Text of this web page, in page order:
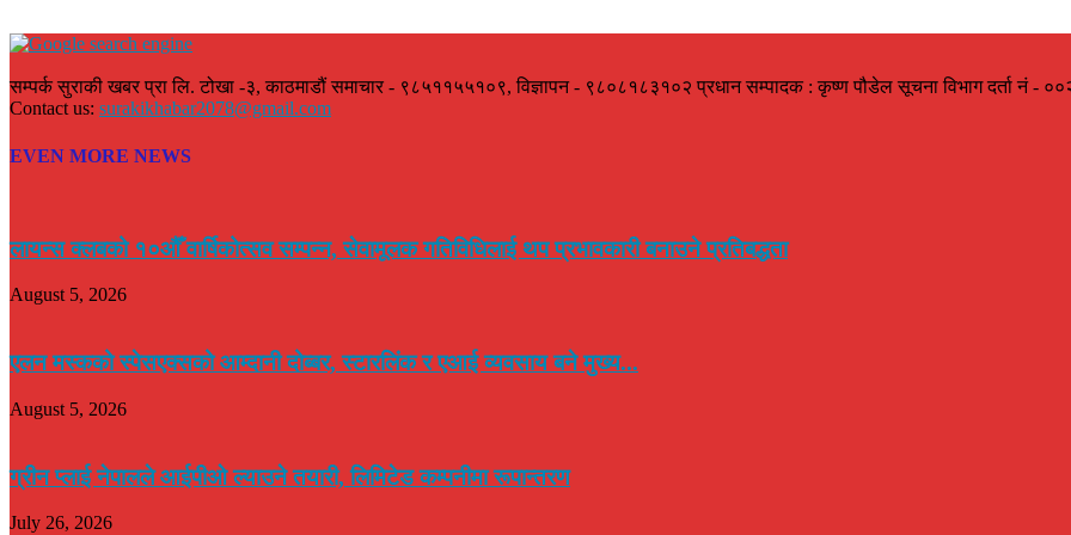
सम्पर्क सुराकी खबर प्रा लि. टोखा -३, काठमाडौं समाचार - ९८५११५५१०९, विज्ञापन - ९८०८१८३१०२ प्रधान सम्पादक : कृष्ण पौडेल सूचना विभाग दर्ता नं -
Contact us: surakikhabar2078@gmail.com
EVEN MORE NEWS
लायन्स क्लबको १०औँ वार्षिकोत्सव सम्पन्न, सेवामूलक गतिविधिलाई थप प्रभावकारी बनाउने प्रतिबद्धता
August 5, 2026
एलन मस्कको स्पेसएक्सको आम्दानी दोब्बर, स्टारलिंक र एआई व्यवसाय बने मुख्य...
August 5, 2026
ग्रीन प्लाई नेपालले आईपीओ ल्याउने तयारी, लिमिटेड कम्पनीमा रूपान्तरण
July 26, 2026